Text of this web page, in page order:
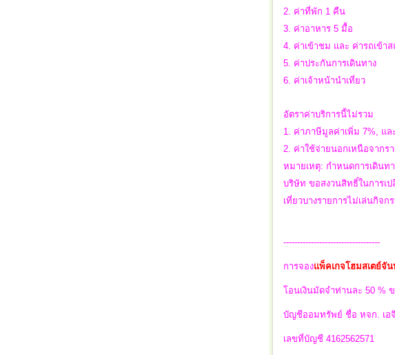
2. ค่าที่พัก 1 คืน
3. ค่าอาหาร 5 มื้อ
4. ค่าเข้าชม และ ค่ารถเข้า
5. ค่าประกันการเดินทาง
6. ค่าเจ้าหน้านำเที่ยว
อัตราค่าบริการนี้ไม่รวม
1. ค่าภาษีมูลค่าเพิ่ม 7%, แ
2. ค่าใช้จ่ายนอกเหนือจากร
หมายเหตุ: กำหนดการเดินท
บริษัท ขอสงวนสิทธิ์ในการเ
เที่ยวบางรายการไม่เล่นกิจ
-----------------------------------
การจองแพ็คเกจโฮมสเตย์จัน
โอนเงินมัดจำท่านละ 50 %
บัญชีออมทรัพย์ ชื่อ หจก. เอ
เลขที่บัญชี 4162562571